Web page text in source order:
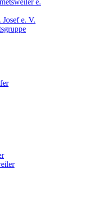
e.
e. V.